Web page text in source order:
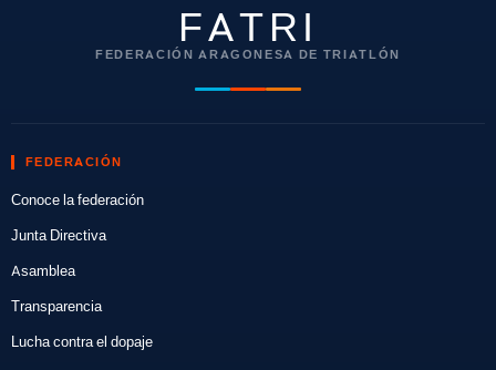
FATRI
FEDERACIÓN ARAGONESA DE TRIATLÓN
FEDERACIÓN
Conoce la federación
Junta Directiva
Asamblea
Transparencia
Lucha contra el dopaje